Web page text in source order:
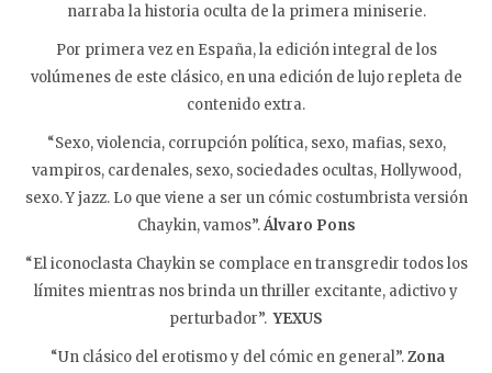
narraba la historia oculta de la primera miniserie.
Por primera vez en España, la edición integral de los
volúmenes de este clásico, en una edición de lujo repleta de
contenido extra.
“Sexo, violencia, corrupción política, sexo, mafias, sexo,
vampiros, cardenales, sexo, sociedades ocultas, Hollywood,
sexo. Y jazz. Lo que viene a ser un cómic costumbrista versión
Chaykin, vamos”.Álvaro Pons
“El iconoclasta Chaykin se complace en transgredir todos los
límites mientras nos brinda un thriller excitante, adictivo y
perturbador”.YEXUS
“Un clásico del erotismo y del cómic en general”.Zona